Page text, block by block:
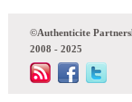
©Authenticite
2008 - 2025